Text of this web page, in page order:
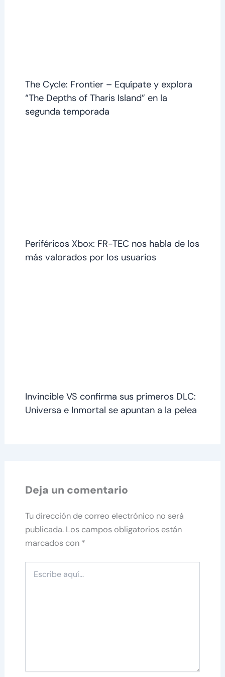
The Cycle: Frontier – Equípate y explora
“The Depths of Tharis Island” en la
segunda temporada
Periféricos Xbox: FR-TEC nos habla de los
más valorados por los usuarios
Invincible VS confirma sus primeros DLC:
Universa e Inmortal se apuntan a la pelea
Deja un comentario
Tu dirección de correo electrónico no será
publicada. Los campos obligatorios están
marcados con *
aquí...